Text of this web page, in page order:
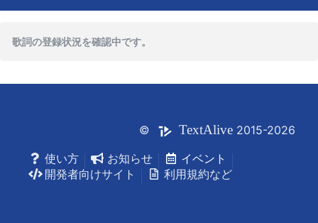
歌詞の登録状況を確認中です。
© TextAlive 2015-2026
使い方
お知らせ
イベント
開発者向けサイト
利用規約など